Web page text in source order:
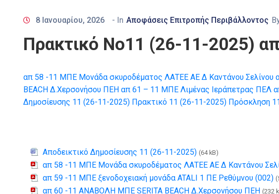
8 Ιανουαρίου, 2026 - In Αποφάσεις Επιτροπής Περιβάλλοντος
Πρακτικό Νο11 (26-11-2025)
απ 58 -11 ΜΠΕ Μονάδα σκυροδέματος ΛΑΤΕΕ ΑΕ Δ Καντάνου Σελίνου
BEACH Δ.Χερσονήσου ΠΕΗ απ 61 – 11 ΜΠΕ Λιμένας Ιεράπετρας ΠΕΛ
Δημοσίευσης 11 (26-11-2025) Πρακτικό 11 (26-11-2025) Πρόσκληση
Αποδεικτικό Δημοσίευσης 11 (26-11-2025) (64 kB)
απ 58 -11 ΜΠΕ Μονάδα σκυροδέματος ΛΑΤΕΕ ΑΕ Δ Καντάνου
απ 59 -11 ΜΠΕ ξενοδοχειακή μονάδα ATALI 1 ΠΕ Ρεθύμνου (002)
απ 60 -11 ΑΝΑΒΟΛΗ ΜΠΕ SERITA BEACH Δ.Χερσονήσου ΠΕΗ (232